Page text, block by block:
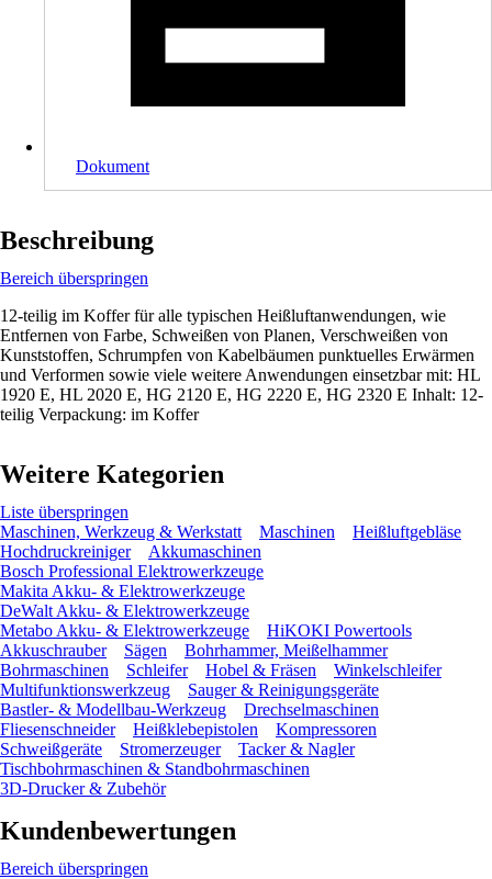
Dokument
Beschreibung
Bereich überspringen
12-teilig im Koffer für alle typischen Heißluftanwendungen, wie
Entfernen von Farbe, Schweißen von Planen, Verschweißen von
Kunststoffen, Schrumpfen von Kabelbäumen punktuelles Erwärmen
und Verformen sowie viele weitere Anwendungen einsetzbar mit: HL
1920 E, HL 2020 E, HG 2120 E, HG 2220 E, HG 2320 E Inhalt: 12-
teilig Verpackung: im Koffer
Weitere Kategorien
Liste überspringen
Maschinen, Werkzeug & Werkstatt
Maschinen
Heißluftgebläse
Hochdruckreiniger
Akkumaschinen
Bosch Professional Elektrowerkzeuge
Makita Akku- & Elektrowerkzeuge
DeWalt Akku- & Elektrowerkzeuge
Metabo Akku- & Elektrowerkzeuge
HiKOKI Powertools
Akkuschrauber
Sägen
Bohrhammer, Meißelhammer
Bohrmaschinen
Schleifer Hobel & Fräsen
Winkelschleifer
Multifunktionswerkzeug
Sauger & Reinigungsgeräte
Bastler- & Modellbau-Werkzeug
Drechselmaschinen
Fliesenschneider
Heißklebepistolen
Kompressoren
Schweißgeräte
Stromerzeuger
Tacker & Nagler
Tischbohrmaschinen & Standbohrmaschinen
3D-Drucker & Zubehör
Kundenbewertungen
Bereich überspringen